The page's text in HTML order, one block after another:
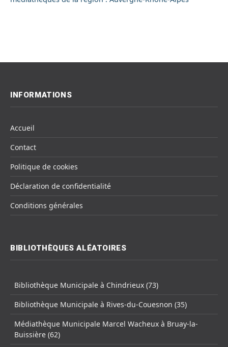
INFORMATIONS
Accueil
Contact
Politique de cookies
Déclaration de confidentialité
Conditions générales
BIBLIOTHÈQUES ALÉATOIRES
Bibliothèque Municipale à Chindrieux (73)
Bibliothèque Municipale à Rives-du-Couesnon (35)
Médiathèque Municipale Marcel Wacheux à Bruay-la-
Buissière (62)